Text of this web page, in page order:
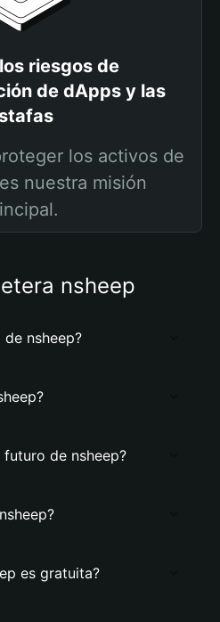
riesgos de
de dApps y las
los activos de
nuestra misión
nsheep
de nsheep?
de nsheep?
es gratuita?